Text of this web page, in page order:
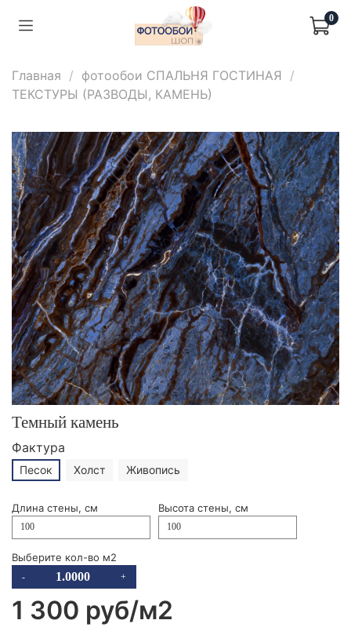
0
Главная
фотообои СПАЛЬНЯ ГОСТИНАЯ
ТЕКСТУРЫ (РАЗВОДЫ, КАМЕНЬ)
Темный камень
Фактура
Песок Холст Живопись
Длина стены, см Высота стены, см
Выберите кол-во м2
- +
1 300 руб